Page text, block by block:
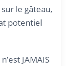
le gâteau,
potentiel
JAMAIS